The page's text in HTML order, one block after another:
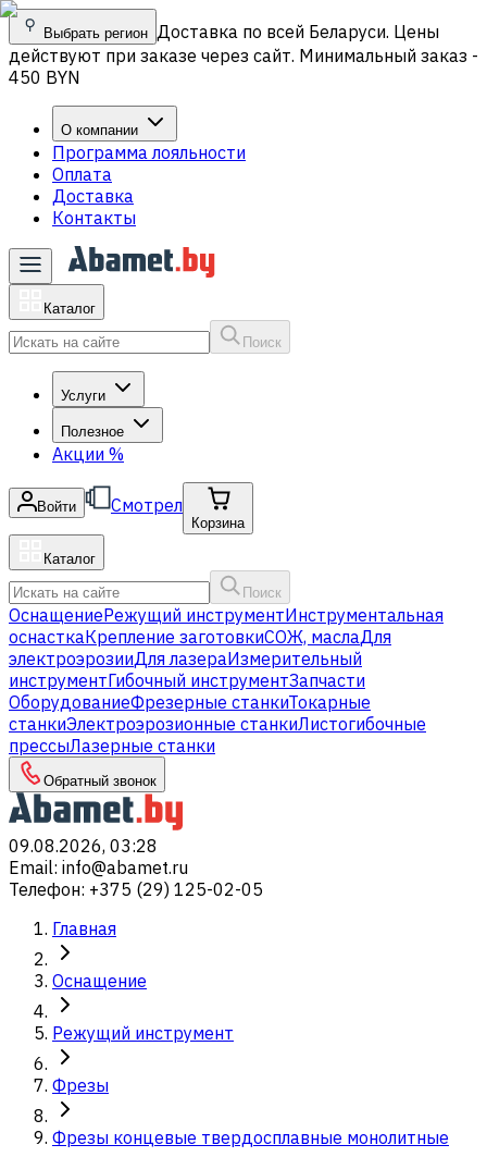
Выбрать регион Доставка по всей Беларуси. Цены
действуют при заказе через сайт. Минимальный заказ -
450 BYN
О компании
Программа лояльности
Оплата
Доставка
Контакты
Каталог
Поиск
Услуги
Полезное
Акции %
Войти Смотрел
Корзина
Каталог
Поиск
ОснащениеРежущий инструментИнструментальная
оснасткаКрепление заготовкиСОЖ, маслаДля
электроэрозииДля лазераИзмерительный
инструментГибочный инструментЗапчасти
ОборудованиеФрезерные станкиТокарные
станкиЭлектроэрозионные станкиЛистогибочные
прессыЛазерные станки
Обратный звонок
09.08.2026, 03:28
Email: info@abamet.ru
Телефон: +375 (29) 125-02-05
Главная
Оснащение
Режущий инструмент
Фрезы
Фрезы концевые твердосплавные монолитные